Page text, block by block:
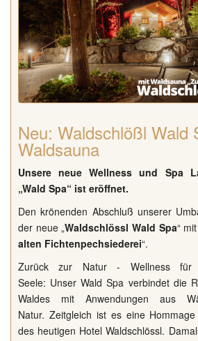
Neu: Waldschlößl Wald
Waldsauna
Unsere neue Wellness und Spa
„Wald Spa“ ist eröffnet.
Den krönenden Abschluß unserer
der neue „Waldschlössl Wald Spa“
alten Fichtenpechsiederei“.
Zurück zur Natur - Wellness für
Seele: Unser Wald Spa verbindet die
Waldes mit Anwendungen aus
Natur. Zeitgleich ist es eine
des heutigen Hotel Waldschlössl.